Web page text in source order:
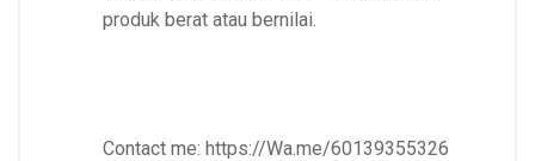
produk berat atau bernilai.
Contact me: https://Wa.me/60139355326